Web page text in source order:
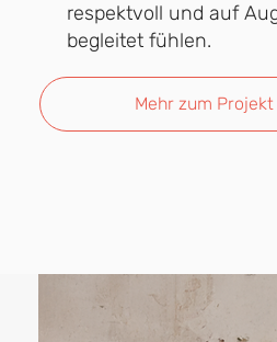
respektvoll und auf
begleitet fühlen.
Mehr zum Projekt